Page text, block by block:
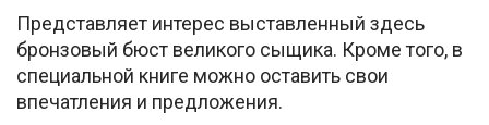
Представляет интерес выставленный здесь
бронзовый бюст великого сыщика. Кроме того, в
специальной книге можно оставить свои
впечатления и предложения.